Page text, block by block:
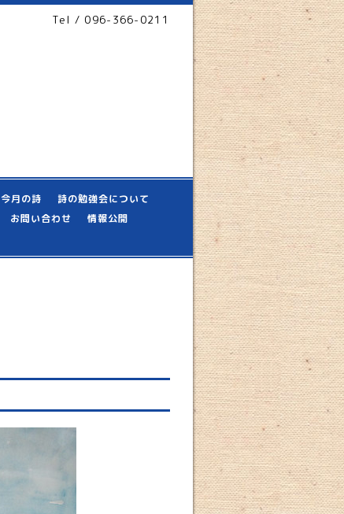
Tel / 096-366-0211
今月の詩
詩の勉強会について
お問い合わせ
情報公開